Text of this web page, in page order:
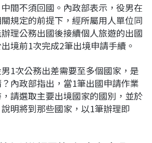
間不須回國。內政部表示，役男在
規定的前提下，經所屬用人單位同
理公務出國後接續個人旅遊的出國
境前1次完成2筆出境申請手續。
1次公務出差需要至多個國家，是
內政部指出，當1筆出國申請作業
請選取主要出境國家的國別，並於
說明將到那些國家，以1筆辦理即